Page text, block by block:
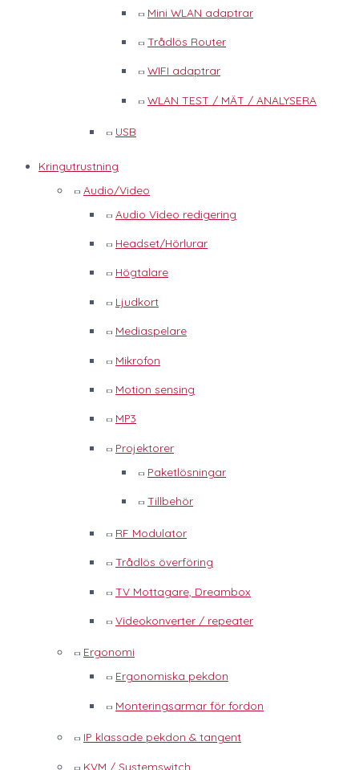
Mini WLAN adaptrar
Trådlös Router
WIFI adaptrar
WLAN TEST / MÄT / ANALYSERA
USB
Kringutrustning
Audio/Video
Audio Video redigering
Headset/Hörlurar
Högtalare
Ljudkort
Mediaspelare
Mikrofon
Motion sensing
MP3
Projektorer
Paketlösningar
Tillbehör
RF Modulator
Trådlös överföring
TV Mottagare, Dreambox
Videokonverter / repeater
Ergonomi
Ergonomiska pekdon
Monteringsarmar för fordon
IP klassade pekdon & tangent
KVM / Systemswitch